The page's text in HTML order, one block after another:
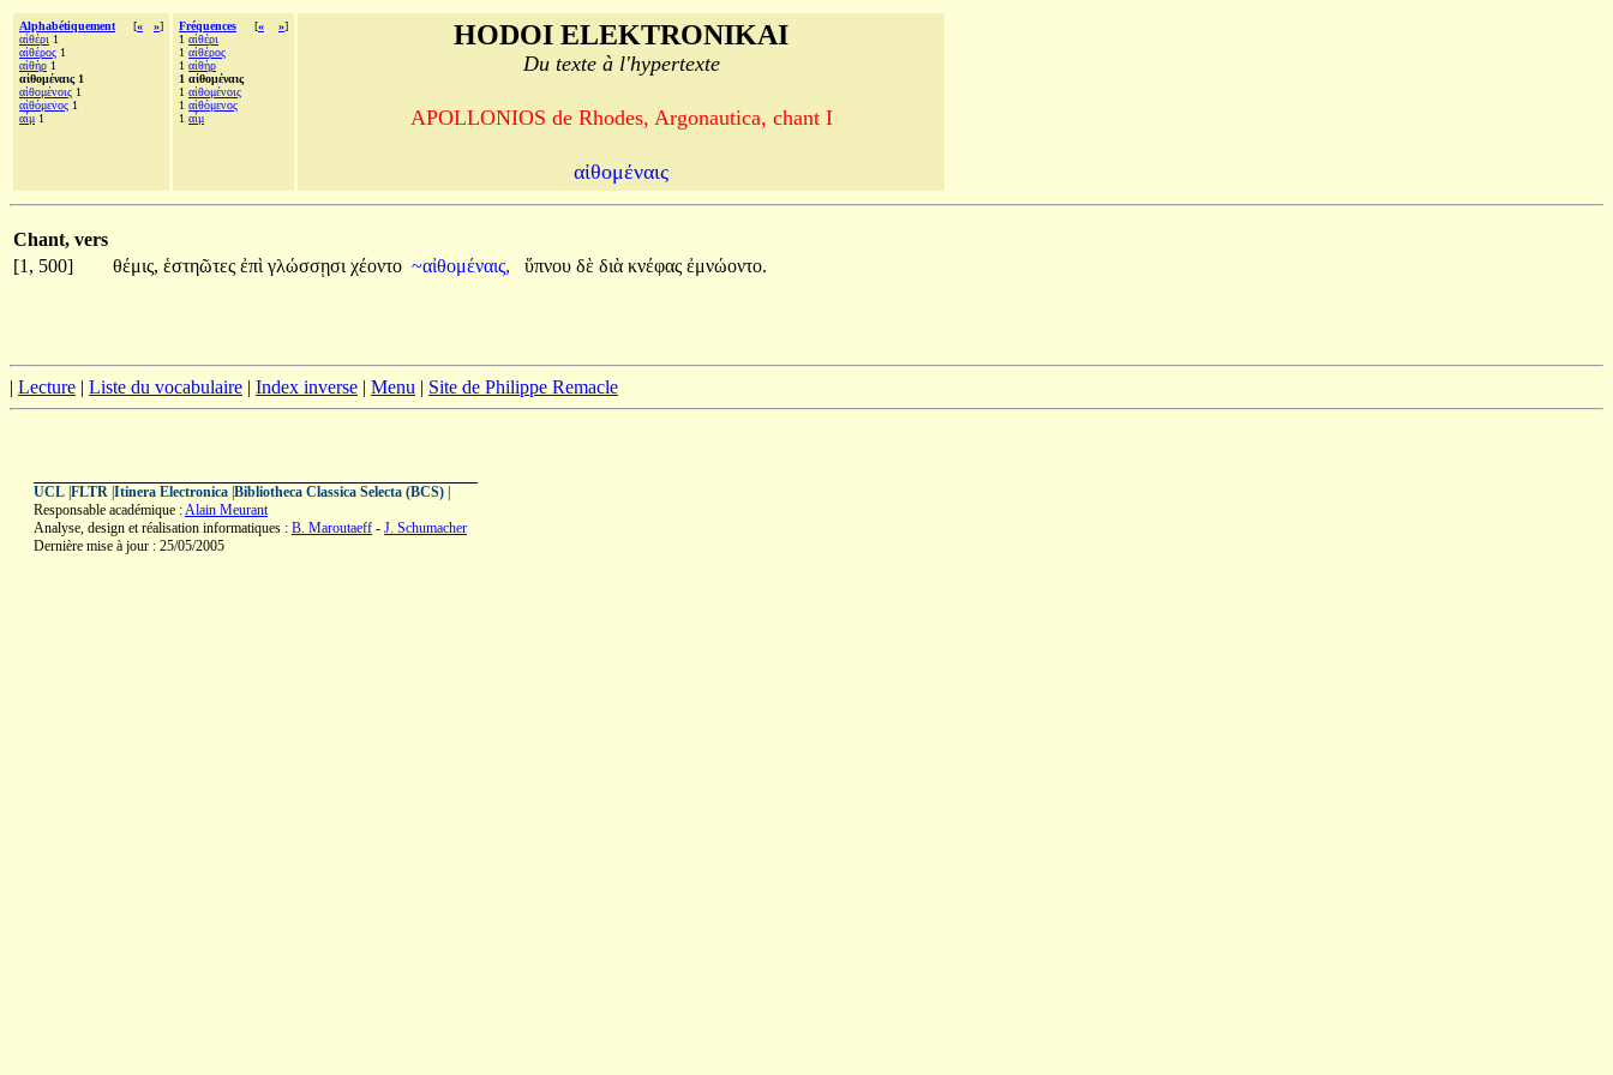
Alphabétiquement [« »]
αἰθέρι 1
αἰθέρος 1
αἰθὴρ 1
αἰθομέναις 1
αἰθομένοις 1
αἰθόμενος 1
αἷμ 1
Fréquences [« »]
1 αἰθέρι
1 αἰθέρος
1 αἰθὴρ
1 αἰθομέναις
1 αἰθομένοις
1 αἰθόμενος
1 αἷμ
HODOI ELEKTRONIKAI
Du texte à l'hypertexte
APOLLONIOS de Rhodes, Argonautica, chant I
αἰθομέναις
Chant, vers
[1, 500]
θέμις, ἑστηῶτες ἐπὶ γλώσσῃσι χέοντο ~αἰθομέναις, ὕπνου δὲ διὰ κνέφας ἐμνώοντο.
| Lecture | Liste du vocabulaire | Index inverse | Menu | Site de Philippe Remacle
UCL FLTR Itinera Electronica Bibliotheca Classica Selecta (BCS)
Responsable académique :Alain Meurant
Analyse, design et réalisation informatiques : B. Maroutaeff - J. Schumacher
Dernière mise à jour : 25/05/2005